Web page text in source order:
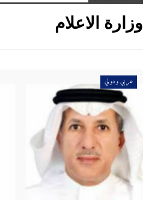
وزارة الاعلام
عربي ودولي